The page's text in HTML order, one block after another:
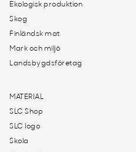
Ekologisk produktion
Skog
Finländsk mat
Mark och miljö
Landsbygdsföretag
MATERIAL
SLC Shop
SLC logo
Skola